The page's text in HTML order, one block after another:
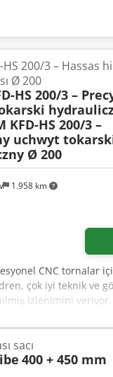
1.958 km
HS 200/3 – Hassas
Ø 200
HS 200/3 –
KFD-HS 200/3 –
uchwyt
Ø 200
CNC tornalar
çok iyi teknik ve
izlenimini veriyor.
RÖHM KFD-HS 200/
kullanım anahtarı, *
emin
3 * Çap: 200 mm *
* Toplam sıkma
sacı
400 + 450 mm